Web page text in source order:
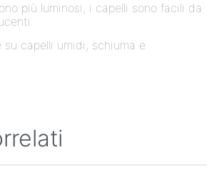
più luminosi, i capelli sono facili da
su capelli umidi, schiuma e